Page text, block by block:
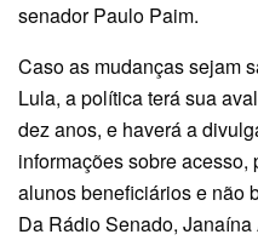
senador Paulo Paim.
Caso as mudanças sejam
Lula, a política terá sua
dez anos, e haverá a
informações sobre
alunos beneficiários e não
Da Rádio Senado, Janaína